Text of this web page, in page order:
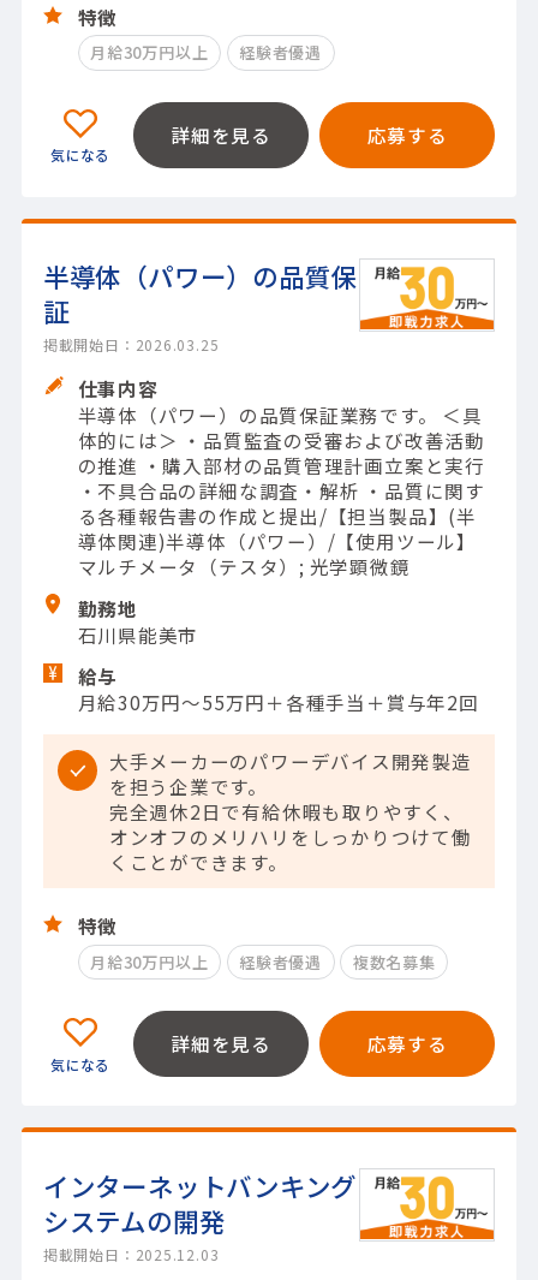
特徴
月給30万円以上 経験者優遇
詳細を見る 応募する
半導体（パワー）の品質保
証
掲載開始日：2026.03.25
仕事内容
半導体（パワー）の品質保証業務です。 ＜具
体的には＞ ・品質監査の受審および改善活動
の推進 ・購入部材の品質管理計画立案と実行
・不具合品の詳細な調査・解析 ・品質に関す
る各種報告書の作成と提出/【担当製品】(半
導体関連)半導体（パワー）/【使用ツール】
マルチメータ（テスタ）; 光学顕微鏡
勤務地
石川県能美市
給与
月給30万円～55万円＋各種手当＋賞与年2回
大手メーカーのパワーデバイス開発製造
を担う企業です。
完全週休2日で有給休暇も取りやすく、
オンオフのメリハリをしっかりつけて働
くことができます。
特徴
月給30万円以上 経験者優遇 複数名募集
詳細を見る 応募する
インターネットバンキング
システムの開発
掲載開始日：2025.12.03